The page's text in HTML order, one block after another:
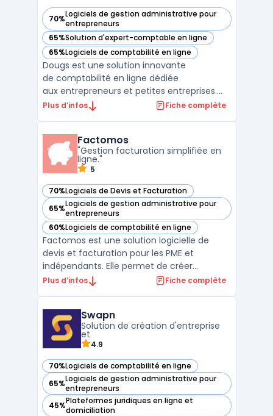
70%Logiciels de gestion administrative pour
entrepreneurs
— voir Dougs dans cette catégorie
65%Solution d'expert-comptable en ligne
— voir Dougs dans cette catégorie
65%Logiciels de comptabilité en ligne
— voir Dougs dans cette catégorie
Dougs est une solution innovante
de comptabilité en ligne dédiée
aux entrepreneurs et petites entreprises.
Grâce à son interface intuitive et ses outils
utilisateurs de se concentrer sur le
développement ...
Plus d’infos Fiche complète
Factomos
"Gestion facturation simplifiée en
ligne."
5
70%Logiciels de Devis et Facturation
— voir Factomos dans cette catégorie
65%Logiciels de gestion administrative pour
entrepreneurs
— voir Factomos dans cette catégorie
60%Logiciels de comptabilité en ligne
— voir Factomos dans cette catégorie
Factomos est une solution logicielle de
devis et facturation pour les PME et
indépendants. Elle permet de créer
facilement des devis et des factures
ventes et de la trésorerie en offrant une
vue d'ensemble des factures ...
Plus d’infos Fiche complète
Swapn
Solution de création d'entreprise
et
4.9
70%Logiciels de comptabilité en ligne
— voir Swapn dans cette catégorie
65%Logiciels de gestion administrative pour
entrepreneurs
— voir Swapn dans cette catégorie
45%Plateformes juridiques en ligne et
domiciliation
— voir Swapn dans cette catégorie